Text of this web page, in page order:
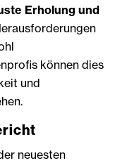
Erholung und
können dies
und
neuesten